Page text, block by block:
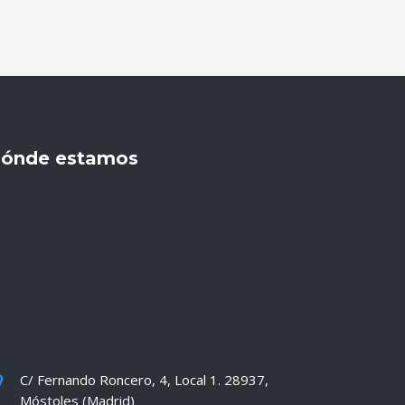
estamos
C/ Fernando Roncero, 4, Local 1. 28937,
Móstoles (Madrid)